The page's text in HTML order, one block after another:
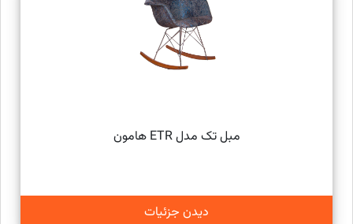
مبل تک مدل ETR هامون
دیدن جزئیات